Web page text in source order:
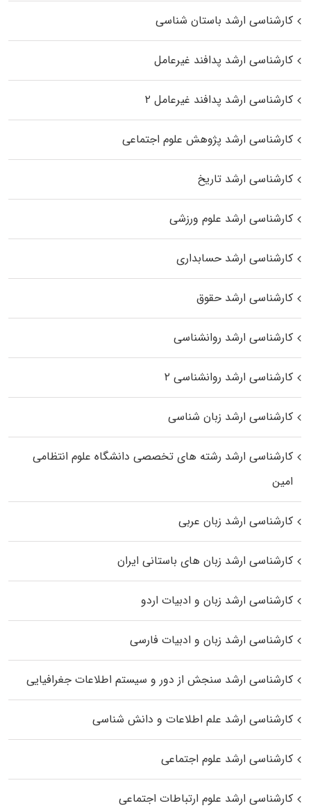
کارشناسی ارشد باستان شناسی
کارشناسی ارشد پدافند غیرعامل
کارشناسی ارشد پدافند غیرعامل ۲
کارشناسی ارشد پژوهش علوم اجتماعی
کارشناسی ارشد تاریخ
کارشناسی ارشد علوم ورزشی
کارشناسی ارشد حسابداری
کارشناسی ارشد حقوق
کارشناسی ارشد روانشناسی
کارشناسی ارشد روانشناسی ۲
کارشناسی ارشد زبان شناسی
کارشناسی ارشد رﺷﺘﻪ ﻫﺎی تخصصی داﻧﺸﮕﺎه ﻋﻠﻮم انتظامی
اﻣﻴﻦ
کارشناسی ارشد زبان عربی
کارشناسی ارشد زبان‌ های باستانی ایران
کارشناسی ارشد زبان و ادبیات اردو
کارشناسی ارشد زبان و ادبیات فارسی
کارشناسی ارشد سنجش از دور و سیستم اطلاعات جغرافیایی
کارشناسی ارشد علم اطلاعات و دانش شناسی
کارشناسی ارشد علوم اجتماعی
کارشناسی ارشد علوم ارتباطات اجتماعی